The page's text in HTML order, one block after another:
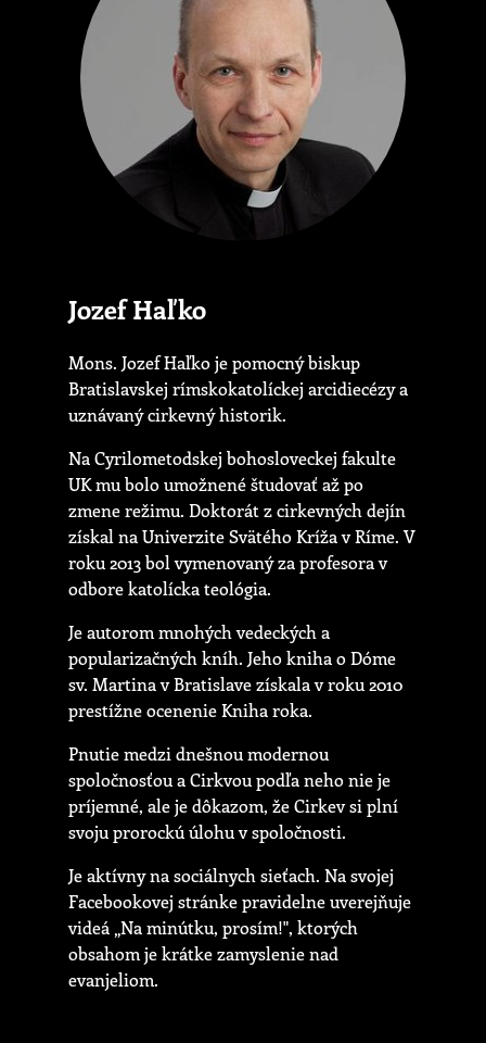
Jozef Haľko
Mons. Jozef Haľko je pomocný biskup
Bratislavskej rímskokatolíckej arcidiecézy a
uznávaný cirkevný historik.
Na Cyrilometodskej bohosloveckej fakulte
UK mu bolo umožnené študovať až po
zmene režimu. Doktorát z cirkevných dejín
získal na Univerzite Svätého Kríža v Ríme. V
roku 2013 bol vymenovaný za profesora v
odbore katolícka teológia.
Je autorom mnohých vedeckých a
popularizačných kníh. Jeho kniha o Dóme
sv. Martina v Bratislave získala v roku 2010
prestížne ocenenie Kniha roka.
Pnutie medzi dnešnou modernou
spoločnosťou a Cirkvou podľa neho nie je
príjemné, ale je dôkazom, že Cirkev si plní
svoju prorockú úlohu v spoločnosti.
Je aktívny na sociálnych sieťach. Na svojej
Facebookovej stránke pravidelne uverejňuje
videá „Na minútku, prosím!", ktorých
obsahom je krátke zamyslenie nad
evanjeliom.